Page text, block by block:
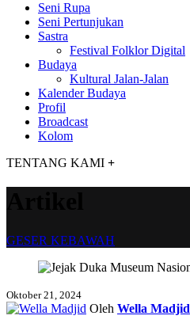
Seni Rupa
Seni Pertunjukan
Sastra
Festival Folklor Digital
Budaya
Kultural Jalan-Jalan
Kalender Budaya
Profil
Broadcast
Kolom
TENTANG KAMI +
GESER KEBAWAH
Oktober 21, 2024
Oleh Wella Madjid